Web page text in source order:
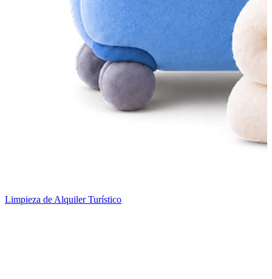
Limpieza de Alquiler Turístico